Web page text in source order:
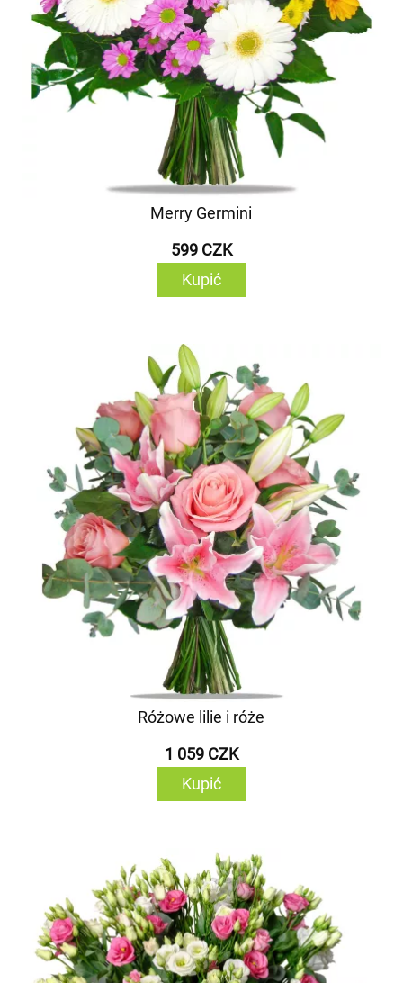
Merry Germini
599 CZK
Kupić
Różowe lilie i róże
1 059 CZK
Kupić